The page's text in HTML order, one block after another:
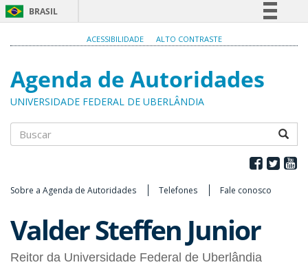
BRASIL
Participe
Acesso à informação
ACESSIBILIDADE ALTO CONTRASTE
Agenda de Autoridades
UNIVERSIDADE FEDERAL DE UBERLÂNDIA
Sobre a Agenda de Autoridades Telefones Fale conosco
Valder Steffen Junior
Reitor da Universidade Federal de Uberlândia